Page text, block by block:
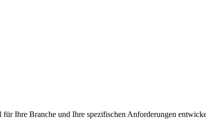
Ihre Branche und Ihre spezifischen Anforderungen